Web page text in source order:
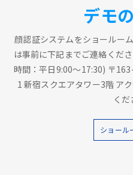
デモ
顔認証システムをショールー
は事前に下記までご連絡くだ
時間：平日9:00～17:30) 〒
1 新宿スクエアタワー3階 ア
くだ
ショール